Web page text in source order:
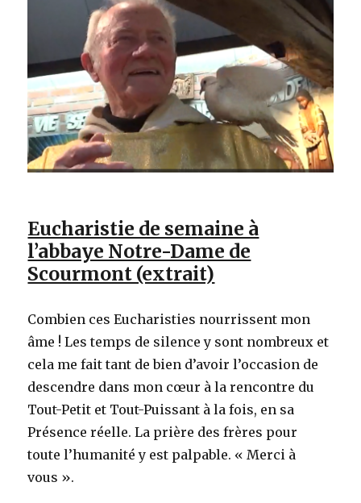
Eucharistie de semaine à
l’abbaye Notre-Dame de
Scourmont (extrait)
Combien ces Eucharisties nourrissent mon
âme ! Les temps de silence y sont nombreux et
cela me fait tant de bien d’avoir l’occasion de
descendre dans mon cœur à la rencontre du
Tout-Petit et Tout-Puissant à la fois, en sa
Présence réelle. La prière des frères pour
toute l’humanité y est palpable. « Merci à
vous ».